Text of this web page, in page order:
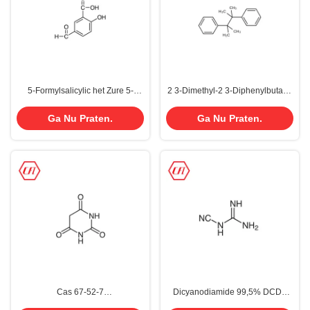
5-Formylsalicylic het Zure 5-
van CAS 616-76-2
Ga Nu Praten.
2 3-Dimethyl-2 3-Diphenylbutane
Farmaceutische
Tussenpersonenproducten
Ga Nu Praten.
Cas 67-52-7
Dicyanodiamide 99,5% DCDA